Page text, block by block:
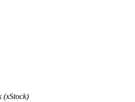
(xStock)